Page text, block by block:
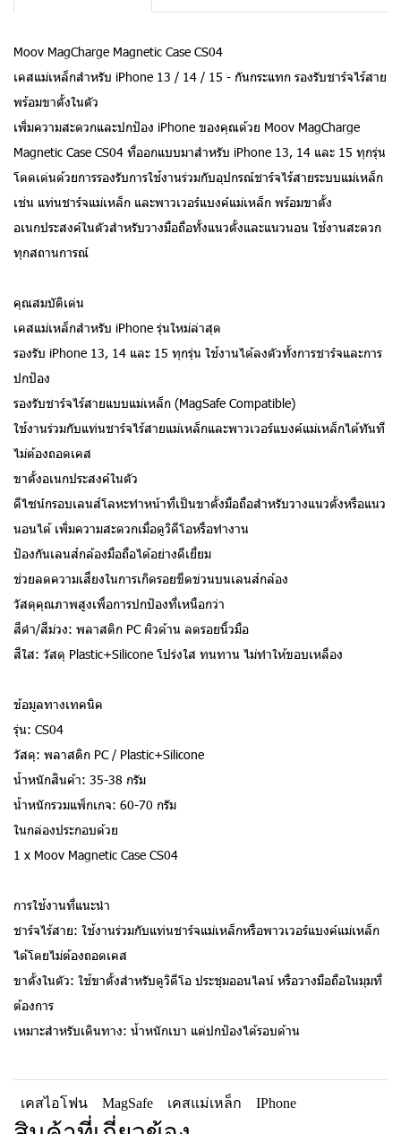
Moov MagCharge Magnetic Case CS04
เคสแม่เหล็กสำหรับ iPhone 13 / 14 / 15 - กันกระแทก รองรับชาร์จไร้สาย
พร้อมขาตั้งในตัว
เพิ่มความสะดวกและปกป้อง iPhone ของคุณด้วย Moov MagCharge
Magnetic Case CS04 ที่ออกแบบมาสำหรับ iPhone 13, 14 และ 15 ทุกรุ่น
โดดเด่นด้วยการรองรับการใช้งานร่วมกับอุปกรณ์ชาร์จไร้สายระบบแม่เหล็ก
เช่น แท่นชาร์จแม่เหล็ก และพาวเวอร์แบงค์แม่เหล็ก พร้อมขาตั้ง
อเนกประสงค์ในตัวสำหรับวางมือถือทั้งแนวตั้งและแนวนอน ใช้งานสะดวก
ทุกสถานการณ์
คุณสมบัติเด่น
เคสแม่เหล็กสำหรับ iPhone รุ่นใหม่ล่าสุด
รองรับ iPhone 13, 14 และ 15 ทุกรุ่น ใช้งานได้ลงตัวทั้งการชาร์จและการ
ปกป้อง
รองรับชาร์จไร้สายแบบแม่เหล็ก (MagSafe Compatible)
ใช้งานร่วมกับแท่นชาร์จไร้สายแม่เหล็กและพาวเวอร์แบงค์แม่เหล็กได้ทันที
ไม่ต้องถอดเคส
ขาตั้งอเนกประสงค์ในตัว
ดีไซน์กรอบเลนส์โลหะทำหน้าที่เป็นขาตั้งมือถือสำหรับวางแนวตั้งหรือแนว
นอนได้ เพิ่มความสะดวกเมื่อดูวิดีโอหรือทำงาน
ป้องกันเลนส์กล้องมือถือได้อย่างดีเยี่ยม
ช่วยลดความเสี่ยงในการเกิดรอยขีดข่วนบนเลนส์กล้อง
วัสดุคุณภาพสูงเพื่อการปกป้องที่เหนือกว่า
สีดำ/สีม่วง: พลาสติก PC ผิวด้าน ลดรอยนิ้วมือ
สีใส: วัสดุ Plastic+Silicone โปร่งใส ทนทาน ไม่ทำให้ขอบเหลือง
ข้อมูลทางเทคนิค
รุ่น: CS04
วัสดุ: พลาสติก PC / Plastic+Silicone
น้ำหนักสินค้า: 35-38 กรัม
น้ำหนักรวมแพ็กเกจ: 60-70 กรัม
ในกล่องประกอบด้วย
1 x Moov Magnetic Case CS04
การใช้งานที่แนะนำ
ชาร์จไร้สาย: ใช้งานร่วมกับแท่นชาร์จแม่เหล็กหรือพาวเวอร์แบงค์แม่เหล็ก
ได้โดยไม่ต้องถอดเคส
ขาตั้งในตัว: ใช้ขาตั้งสำหรับดูวิดีโอ ประชุมออนไลน์ หรือวางมือถือในมุมที่
ต้องการ
เหมาะสำหรับเดินทาง: น้ำหนักเบา แต่ปกป้องได้รอบด้าน
เคสไอโฟน MagSafe เคสแม่เหล็ก IPhone